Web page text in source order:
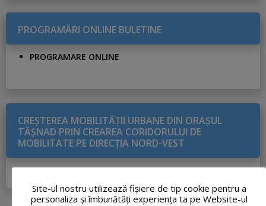
PROGRAMĂRI ONLINE BULETINE
PROGRAMARE ONLINE
CREŞTEREA MOBILITĂŢII URBANE DIN ORAŞUL
TĂŞNAD PRIN CREAREA CORIDORULUI DE
MOBILITATE PE DIRECŢIA NORD-VEST
DETALII PROIECT
Site-ul nostru utilizează fişiere de tip cookie pentru a
personaliza și îmbunătăți experiența ta pe Website-ul